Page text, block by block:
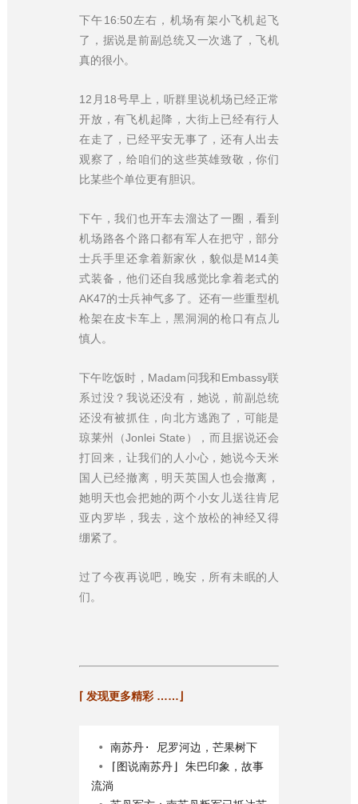
下午16:50左右，机场有架小飞机起飞
了，据说是前副总统又一次逃了，飞机
真的很小。
12月18号早上，听群里说机场已经正常
开放，有飞机起降，大街上已经有行人
在走了，已经平安无事了，还有人出去
观察了，给咱们的这些英雄致敬，你们
比某些个单位更有胆识。
下午，我们也开车去溜达了一圈，看到
机场路各个路口都有军人在把守，部分
士兵手里还拿着新家伙，貌似是M14美
式装备，他们还自我感觉比拿着老式的
AK47的士兵神气多了。还有一些重型机
枪架在皮卡车上，黑洞洞的枪口有点儿
慎人。
下午吃饭时，Madam问我和Embassy联
系过没？我说还没有，她说，前副总统
还没有被抓住，向北方逃跑了，可能是
琼莱州（Jonlei State），而且据说还会
打回来，让我们的人小心，她说今天米
国人已经撤离，明天英国人也会撤离，
她明天也会把她的两个小女儿送往肯尼
亚内罗毕，我去，这个放松的神经又得
绷紧了。
过了今夜再说吧，晚安，所有未眠的人
们。
⌈ 发现更多精彩 ……⌋
• 南苏丹· 尼罗河边，芒果树下
•
⌈图说南苏丹⌋ 朱巴印象，故事
流淌